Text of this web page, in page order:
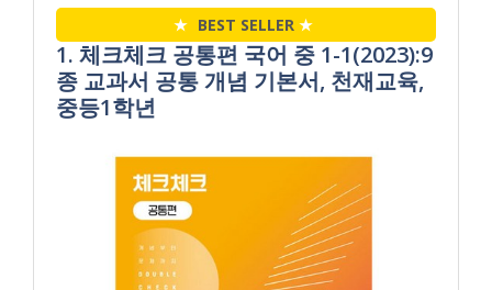
★ BEST SELLER ★
1. 체크체크 공통편 국어 중 1-1(2023):9
종 교과서 공통 개념 기본서, 천재교육,
중등1학년